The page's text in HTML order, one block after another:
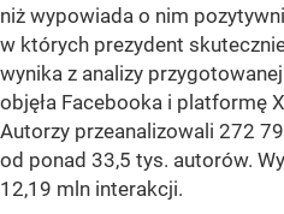
niż wypowiada o nim
w których prezydent
wynika z analizy
objęła Facebooka i platformę
Autorzy przeanalizowali 272
od ponad 33,5 tys. autorów.
12,19 mln interakcji.